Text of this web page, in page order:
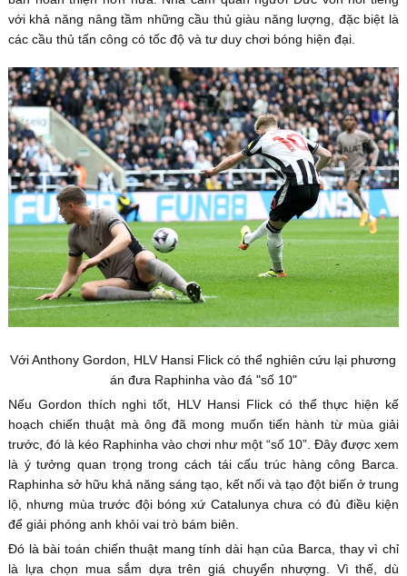
với khả năng nâng tầm những cầu thủ giàu năng lượng, đặc biệt là
các cầu thủ tấn công có tốc độ và tư duy chơi bóng hiện đại.
Với Anthony Gordon, HLV Hansi Flick có thể nghiên cứu lại phương
án đưa Raphinha vào đá "số 10"
Nếu Gordon thích nghi tốt, HLV Hansi Flick có thể thực hiện kế
hoạch chiến thuật mà ông đã mong muốn tiến hành từ mùa giải
trước, đó là kéo Raphinha vào chơi như một “số 10”. Đây được xem
là ý tưởng quan trọng trong cách tái cấu trúc hàng công Barca.
Raphinha sở hữu khả năng sáng tạo, kết nối và tạo đột biến ở trung
lộ, nhưng mùa trước đội bóng xứ Catalunya chưa có đủ điều kiện
để giải phóng anh khỏi vai trò bám biên.
Đó là bài toán chiến thuật mang tính dài hạn của Barca, thay vì chỉ
là lựa chọn mua sắm dựa trên giá chuyển nhượng. Vì thế, dù